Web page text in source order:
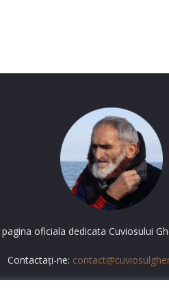
oficiala dedicata Cuviosului
Contactați-ne: